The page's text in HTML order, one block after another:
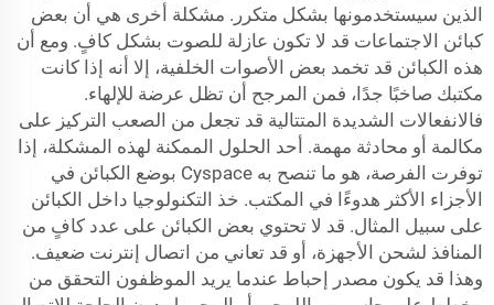
الذين سيستخدمونها بشكل متكرر. مشكلة أخرى هي أن بعض
كبائن الاجتماعات قد لا تكون عازلة للصوت بشكل كافٍ. ومع أن
هذه الكبائن قد تخمد بعض الأصوات الخلفية، إلا أنه إذا كانت
مكتبك صاخبًا جدًا، فمن المرجح أن تظل عرضة للإلهاء.
فالانفعالات الشديدة المتتالية قد تجعل من الصعب التركيز على
مكالمة أو محادثة مهمة. أحد الحلول الممكنة لهذه المشكلة، إذا
توفرت الفرصة، هو ما تنصح به Cyspace بوضع الكبائن في
الأجزاء الأكثر هدوءًا في المكتب. خذ التكنولوجيا داخل الكبائن
على سبيل المثال. قد لا تحتوي بعض الكبائن على عدد كافٍ من
المنافذ لشحن الأجهزة، أو قد تعاني من اتصال إنترنت ضعيف.
وهذا قد يكون مصدر إحباط عندما يريد الموظفون التحقق من